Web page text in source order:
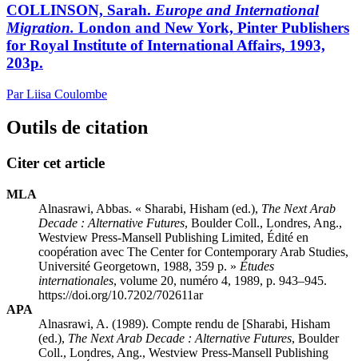
COLLINSON, Sarah. Europe and International
Migration. London and New York, Pinter Publishers
for Royal Institute of International Affairs, 1993,
203p.
Par Liisa Coulombe
Outils de citation
Citer cet article
MLA
Alnasrawi, Abbas. « Sharabi, Hisham (ed.), The Next Arab
Decade : Alternative Futures, Boulder Coll., Londres, Ang.,
Westview Press-Mansell Publishing Limited, Édité en
coopération avec The Center for Contemporary Arab Studies,
Université Georgetown, 1988, 359 p. » Études
internationales, volume 20, numéro 4, 1989, p. 943–945.
https://doi.org/10.7202/702611ar
APA
Alnasrawi, A. (1989). Compte rendu de [Sharabi, Hisham
(ed.), The Next Arab Decade : Alternative Futures, Boulder
Coll., Londres, Ang., Westview Press-Mansell Publishing